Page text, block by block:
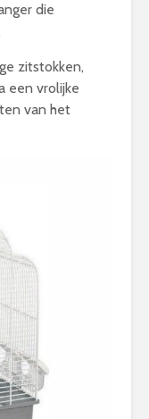
die
zitstokken,
een vrolijke
van het